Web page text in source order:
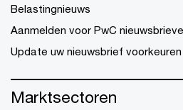
Belastingnieuws
Aanmelden voor PwC
Update uw nieuwsbrief voorkeuren
Marktsectoren